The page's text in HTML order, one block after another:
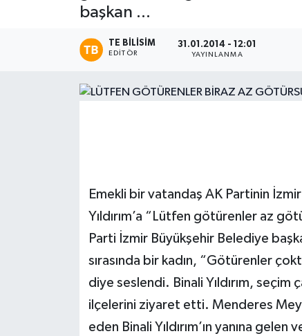
başkan ...
TE BILISIM
EDITÖR
31.01.2014 - 12:01
YAYINLANMA
Emekli bir vatandaş AK Partinin
Yıldırım’a “Lütfen götürenler az
Parti İzmir Büyükşehir Belediye
sırasında bir kadın, “Götürenler
diye seslendi. Binali Yıldırım, seçim
ilçelerini ziyaret etti. Menderes
eden Binali Yıldırım’ın yanına
Etkinlikler